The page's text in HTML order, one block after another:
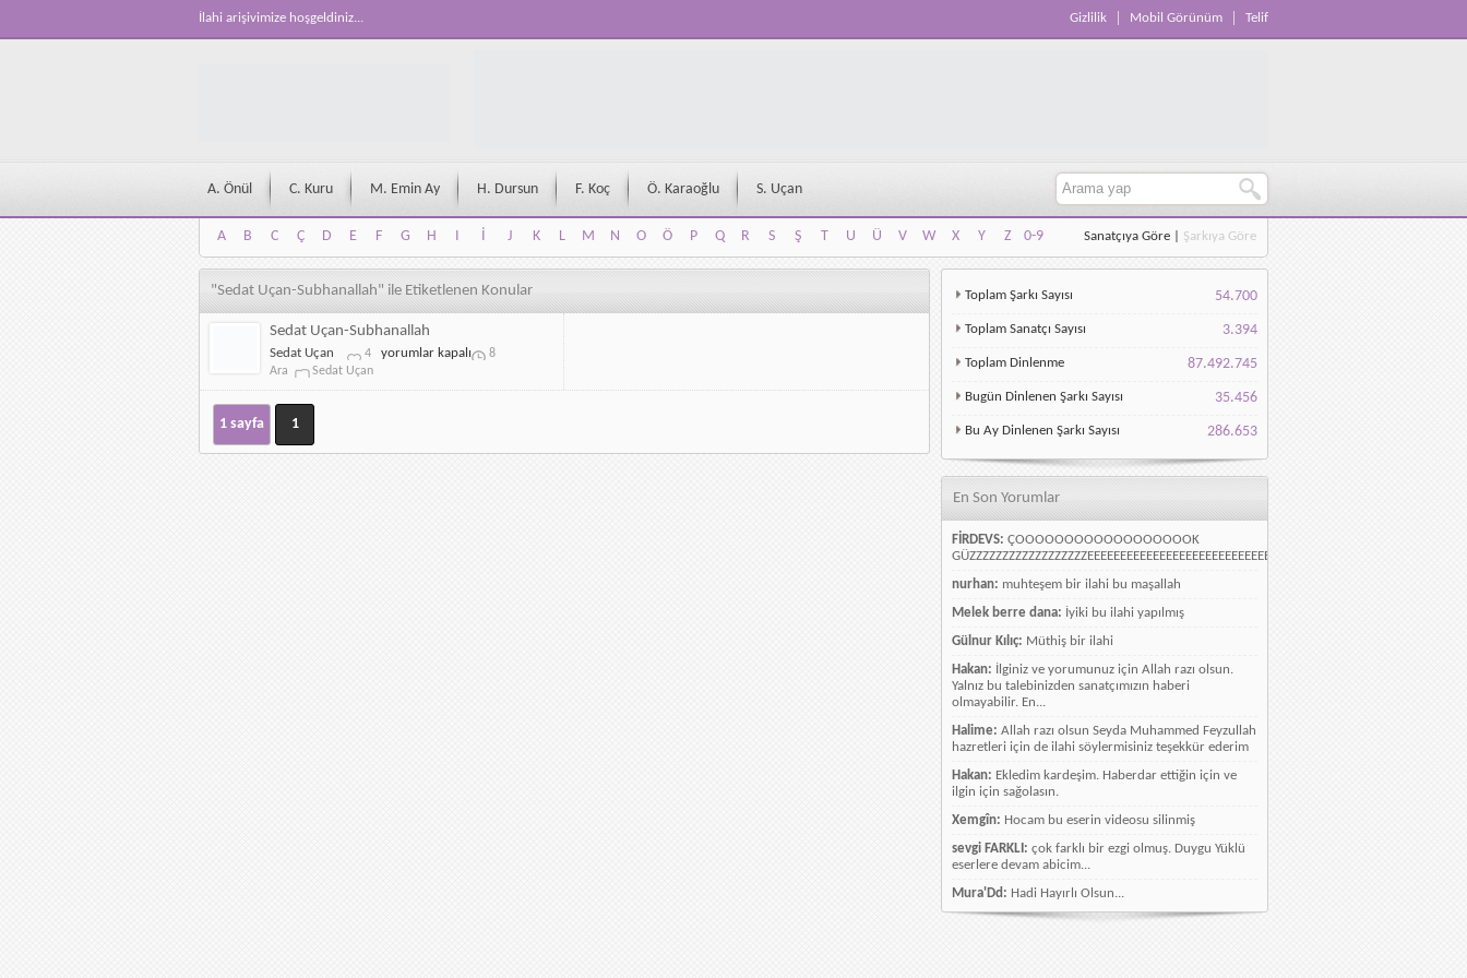
İlahi arişivimize hoşgeldiniz... Gizlilik Mobil Görünüm Telif
A. Önül C. Kuru M. Emin Ay H. Dursun F. Koç Ö. Karaoğlu S. Uçan
A B C Ç D E F G H I İ J K L M N O Ö P Q R S Ş T U Ü V W X Y Z
0-9
A
B C Ç D E F G H I İ J K L M N O Ö P Q R S Ş T U Ü V W X Y Z 0-9
Sanatçıya Göre Şarkıya Göre
"Sedat Uçan-Subhanallah" ile Etiketlenen Konular
Sedat Uçan-Subhanallah
Sedat Uçan 4
Sedat
Subhanallah
yorumlar kapalı
8
Ara
Sedat Uçan
1 sayfa 1
Toplam Şarkı Sayısı 54.700
Toplam Sanatçı Sayısı 3.394
Toplam Dinlenme 87.492.745
Bugün Dinlenen Şarkı Sayısı 35.456
Bu Ay Dinlenen Şarkı Sayısı 286.653
En Son Yorumlar
FİRDEVS: ÇOOOOOOOOOOOOOOOOOOK
GÜZZZZZZZZZZZZZZZZZZEEEEEEEEEEEEEEEEEEEEEEEEEEEEELLLLLLLLLLLLLLLLLLLLLLLL
nurhan: muhteşem bir ilahi bu maşallah
Melek berre dana: İyiki bu ilahi yapılmış
Gülnur Kılıç: Müthiş bir ilahi
Hakan: İlginiz ve yorumunuz için Allah razı olsun.
Yalnız bu talebinizden sanatçımızın haberi
olmayabilir. En...
Halime: Allah razı olsun Seyda Muhammed Feyzullah
hazretleri için de ilahi söylermisiniz teşekkür ederim
Hakan: Ekledim kardeşim. Haberdar ettiğin için ve
ilgin için sağolasın.
Xemgîn: Hocam bu eserin videosu silinmiş
sevgi FARKLI: çok farklı bir ezgi olmuş. Duygu Yüklü
eserlere devam abicim...
Mura'Dd: Hadi Hayırlı Olsun...